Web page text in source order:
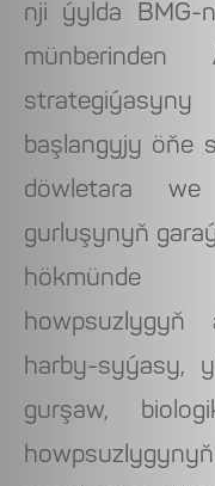
nji ýylda BMG-
münberinden
başlangyjy öňe
döwletara we
gurluşynyň
hökmünde
howpsuzlygyň
harby-syýasy,
gurşaw,